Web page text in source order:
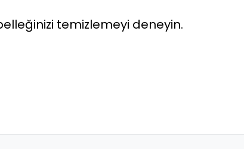
temizlemeyi deneyin.